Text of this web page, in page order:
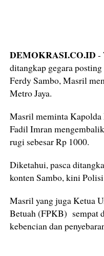
DEMOKRASI.CO.ID -
ditangkap gegara
Ferdy Sambo, Masril
Metro Jaya.
Masril meminta
Fadil Imran
rugi sebesar Rp 1000.
Diketahui, pasca
konten Sambo, kini
Masril yang juga Ketua
Betuah (FPKB) sempat
kebencian dan